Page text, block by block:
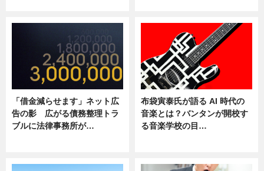
「借金減らせます」ネット広
告の影 広がる債務整理トラ
ブルに法律事務所が…
布袋寅泰氏が語る AI 時代の
音楽とは？バンタンが開校す
る音楽学校の目…